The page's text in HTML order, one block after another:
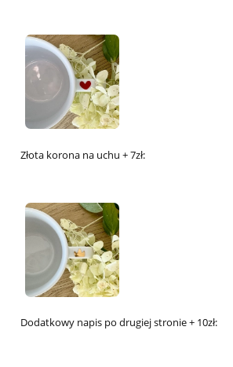
Złota korona na uchu + 7zł:
Dodatkowy napis po drugiej stronie + 10zł: